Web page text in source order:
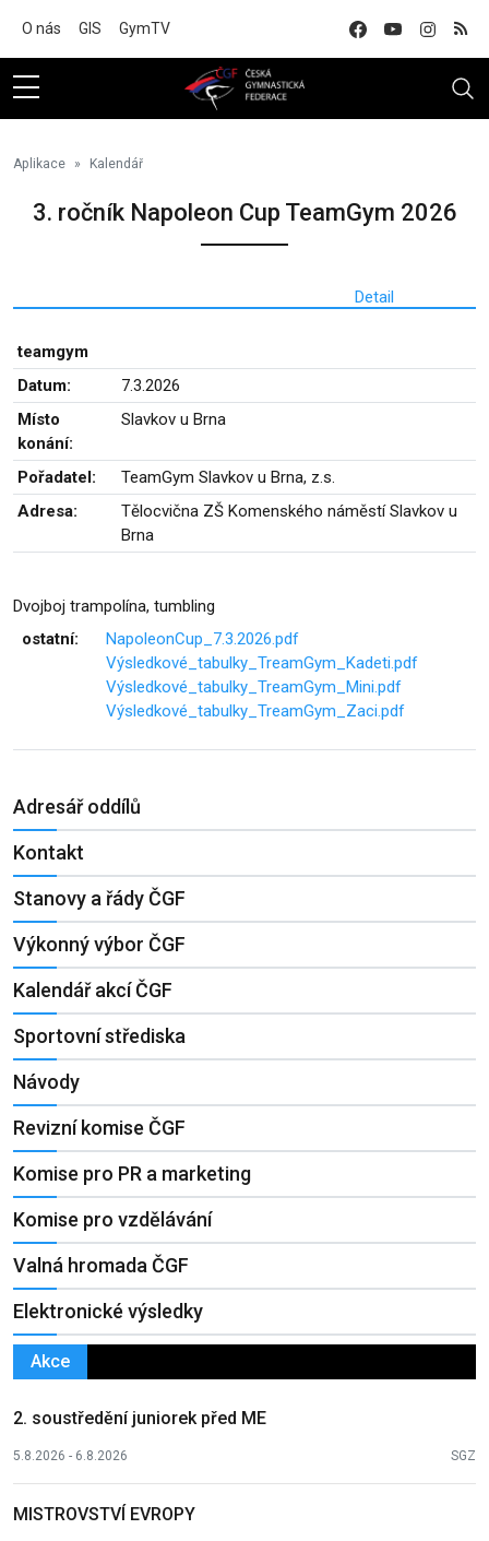
O nás GIS GymTV
Aplikace Kalendář
3. ročník Napoleon Cup TeamGym 2026
Detail
teamgym
Datum:
7.3.2026
Místo
konání:
Slavkov u Brna
Pořadatel:
TeamGym Slavkov u Brna, z.s.
Adresa:
Tělocvična ZŠ Komenského náměstí Slavkov u
Brna
Dvojboj trampolína, tumbling
ostatní:
NapoleonCup_7.3.2026.pdf
Výsledkové_tabulky_TreamGym_Kadeti.pdf
Výsledkové_tabulky_TreamGym_Mini.pdf
Výsledkové_tabulky_TreamGym_Zaci.pdf
Adresář oddílů
Kontakt
Stanovy a řády ČGF
Výkonný výbor ČGF
Kalendář akcí ČGF
Sportovní střediska
Návody
Revizní komise ČGF
Komise pro PR a marketing
Komise pro vzdělávání
Valná hromada ČGF
Elektronické výsledky
Akce
2. soustředění juniorek před ME
5.8.2026 - 6.8.2026 SGZ
MISTROVSTVÍ EVROPY